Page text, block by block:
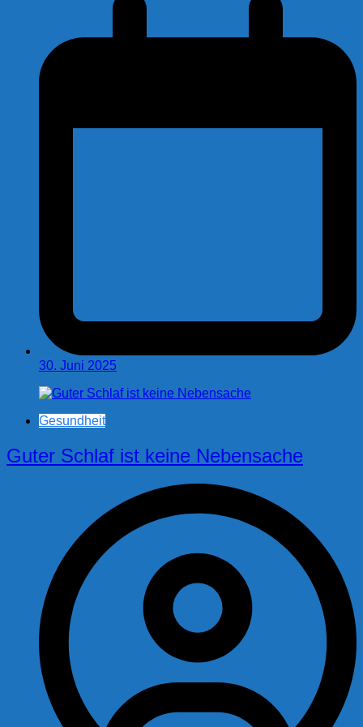
30. Juni 2025
Gesundheit
Guter Schlaf ist keine Nebensache